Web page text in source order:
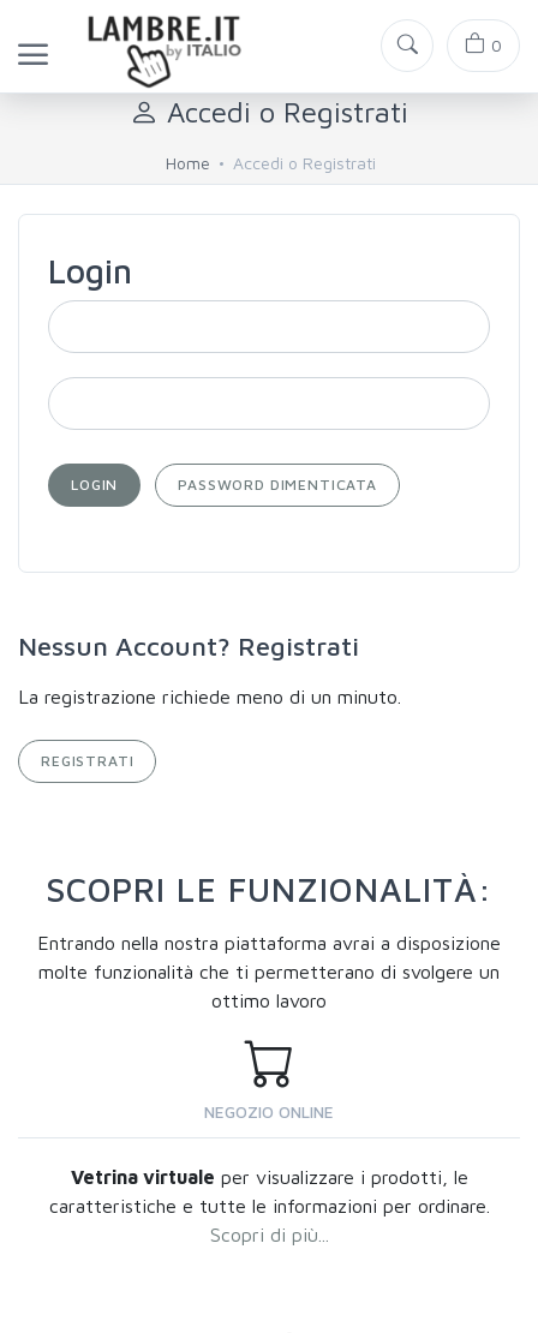
0
Accedi o Registrati
Home Accedi o Registrati
Login
LOGIN PASSWORD DIMENTICATA
Nessun Account? Registrati
La registrazione richiede meno di un minuto.
REGISTRATI
SCOPRI LE FUNZIONALITÀ:
Entrando nella nostra piattaforma avrai a disposizione
molte funzionalità che ti permetterano di svolgere un
ottimo lavoro
NEGOZIO ONLINE
Vetrina virtuale per visualizzare i prodotti, le
caratteristiche e tutte le informazioni per ordinare.
Scopri di più...